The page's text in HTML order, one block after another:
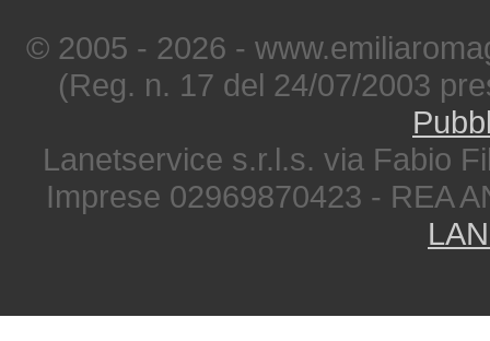
© 2005 - 2026 -
(Reg. n. 17 del 24/07/2003
Lanetservice s.r.l.s. via Fabio
Imprese 02969870423 - REA